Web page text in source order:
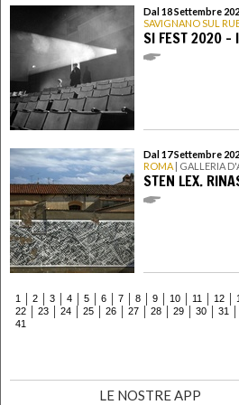
Dal 18 Settembre
SAVIGNANO SUL
SI FEST 2020 -
Dal 17 Settembre
ROMA | GALLERIA
STEN LEX.
1 2 3 4 5 6 7 8 9 10 11 12
22
23 24 25 26 27 28 29 30 31
41
LE NOSTRE APP